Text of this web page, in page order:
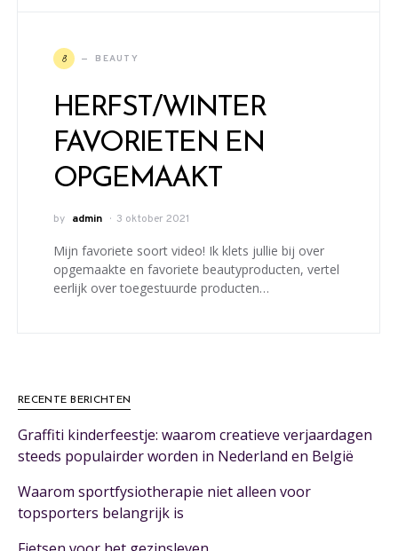
B BEAUTY
HERFST/WINTER
FAVORIETEN EN
OPGEMAAKT
by admin 3 oktober 2021
Mijn favoriete soort video! Ik klets jullie bij over
opgemaakte en favoriete beautyproducten, vertel
eerlijk over toegestuurde producten…
RECENTE BERICHTEN
Graffiti kinderfeestje: waarom creatieve verjaardagen
steeds populairder worden in Nederland en België
Waarom sportfysiotherapie niet alleen voor
topsporters belangrijk is